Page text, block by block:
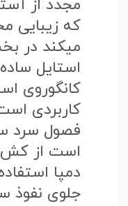
مجدد از
که زیبایی
میکند در
استایل
کانگوروی
کاربردی
فصول سرد
است از
دمپا
جلوی نفوذ